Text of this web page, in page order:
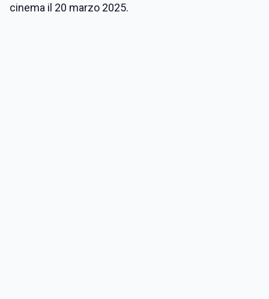
cinema il 20 marzo 2025.